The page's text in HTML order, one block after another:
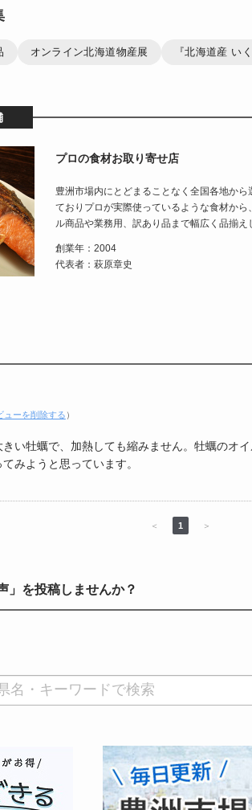
オンライン北海道物産展 『北海道産 い
プロの食材お取り寄せ店
豊洲市場内にとどまることなく全国各地か
ておりプロが実際使っているような食材か
ル商品や業務用、訳あり品まで幅広く品揃え
創業年：2004
代表者：萩原章史
ューを削除する ）
い牡蠣で、加熱しても縮みません。牡蠣のオ
みようと思っています。
＜ 1 ＞
」を投稿しませんか？